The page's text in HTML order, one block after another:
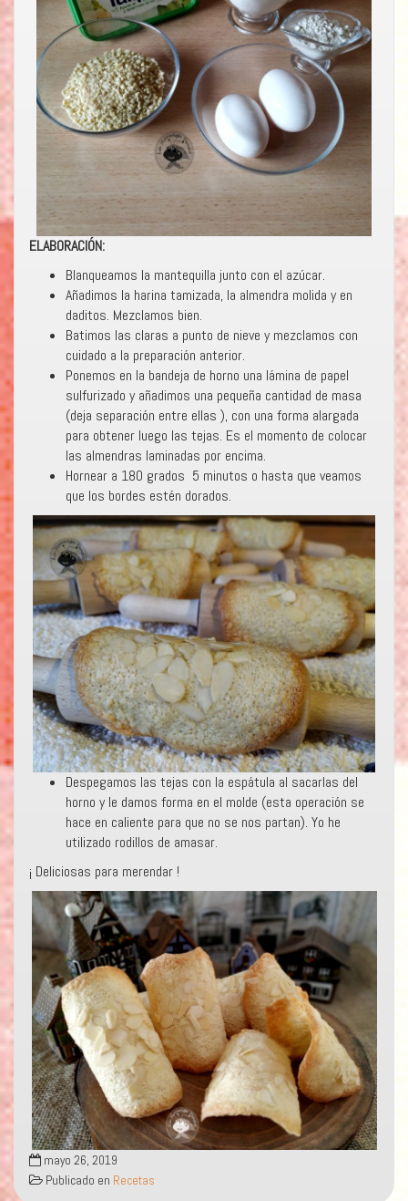
ELABORACIÓN:
Blanqueamos la mantequilla junto con el azúcar.
Añadimos la harina tamizada, la almendra molida y en
daditos. Mezclamos bien.
Batimos las claras a punto de nieve y mezclamos con
cuidado a la preparación anterior.
Ponemos en la bandeja de horno una lámina de papel
sulfurizado y añadimos una pequeña cantidad de masa
(deja separación entre ellas ), con una forma alargada
para obtener luego las tejas. Es el momento de colocar
las almendras laminadas por encima.
Hornear a 180 grados 5 minutos o hasta que veamos
que los bordes estén dorados.
Despegamos las tejas con la espátula al sacarlas del
horno y le damos forma en el molde (esta operación se
hace en caliente para que no se nos partan). Yo he
utilizado rodillos de amasar.
¡ Deliciosas para merendar !
mayo 26, 2019
Publicado en Recetas